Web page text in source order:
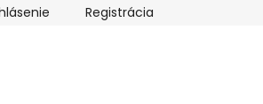
Výmena tovaru Odstúpenie od
Registrácia